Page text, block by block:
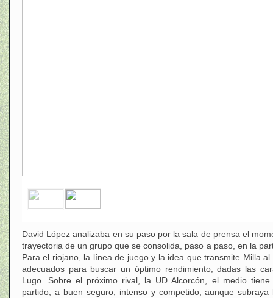
David López analizaba en su paso por la sala de prensa el
trayectoria de un grupo que se consolida, paso a paso, en la
Para el riojano, la línea de juego y la idea que transmite Milla
adecuados para buscar un óptimo rendimiento, dadas las
Lugo. Sobre el próximo rival, la UD Alcorcón, el medio
partido, a buen seguro, intenso y competido, aunque